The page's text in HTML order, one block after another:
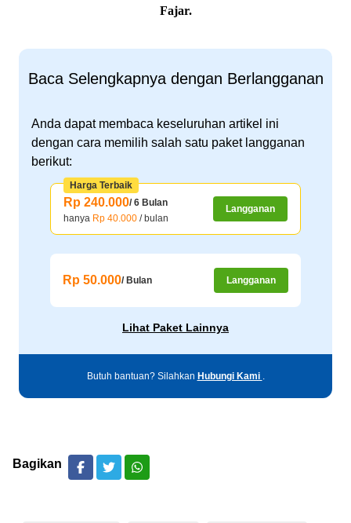
Fajar.
Baca Selengkapnya dengan Berlangganan
Anda dapat membaca keseluruhan artikel ini
dengan cara memilih salah satu paket langganan
berikut:
Rp 240.000/ 6 Bulan
hanya Rp 40.000 / bulan
Langganan
Harga Terbaik
Rp 50.000/ Bulan Langganan
Lihat Paket Lainnya
Butuh bantuan? Silahkan Hubungi Kami
Bagikan